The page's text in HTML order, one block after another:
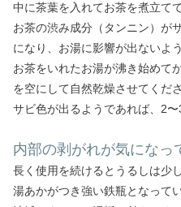
中に茶葉を入れてお茶を煮立て
お茶の渋み成分（タンニン）が
になり、お湯に影響が出ないよ
お茶をいれたお湯が沸き始めて
を空にして自然乾燥させてくださ
サビ色が出るようであれば、2〜
内部の剥がれが気になっ
長く使用を続けるとうるしは少
湯あかがつき強い鉄瓶となって